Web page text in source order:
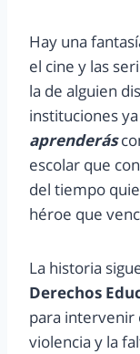
Hay una
el cine y las
la de alguien
instituciones
aprenderás
escolar que
del tiempo
héroe que
La historia
Derechos
para intervenir
violencia y la